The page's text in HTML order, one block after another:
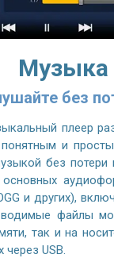
Музыка
без
плеер
и
без потери
и других),
файлы
так и на
USB.